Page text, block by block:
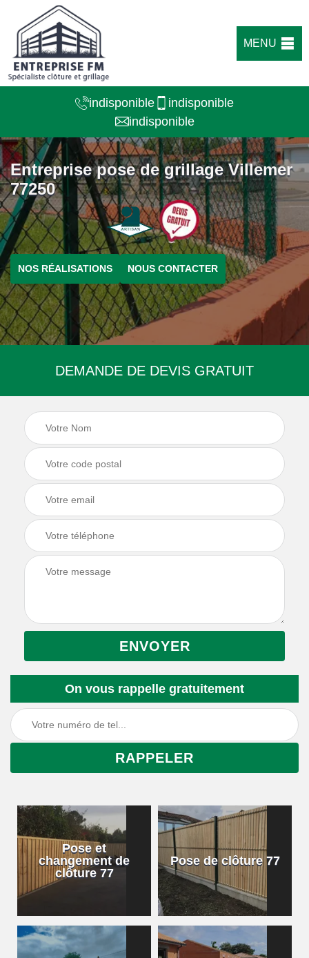
MENU
indisponible
indisponible
indisponible
Entreprise pose de grillage Villemer
77250
NOS RÉALISATIONS NOUS CONTACTER
DEMANDE DE DEVIS GRATUIT
On vous rappelle gratuitement
Pose et
changement de
clôture 77
Pose de clôture 77